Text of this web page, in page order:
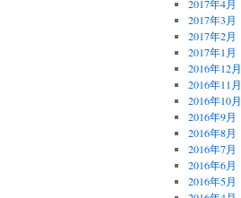
2017年4月
2017年3月
2017年2月
2017年1月
2016年12月
2016年11月
2016年10月
2016年9月
2016年8月
2016年7月
2016年6月
2016年5月